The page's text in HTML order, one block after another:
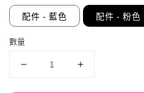
配件 - 藍色 配件 - 粉色
數量